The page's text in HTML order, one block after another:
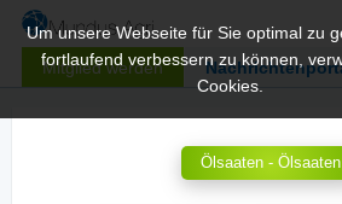
Mitglied werden
Um unsere Webseite für Sie optimal zu
fortlaufend verbessern zu können,
Cookies.
Ölsaaten - Ölsaaten